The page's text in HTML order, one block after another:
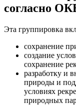
согласно
Эта группировка
сохранение
создание
сохранение
разработку и
природы и
условиях
природных